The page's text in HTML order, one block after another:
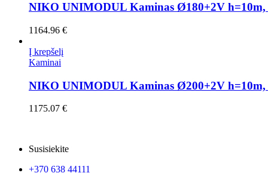
NIKO UNIMODUL Kaminas Ø180+2V h=10m,
1164.96 €
Į krepšelį
Kaminai
NIKO UNIMODUL Kaminas Ø200+2V h=10m,
1175.07 €
Susisiekite
+370 638 44111